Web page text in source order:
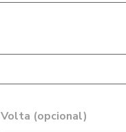
Volta (opcional)